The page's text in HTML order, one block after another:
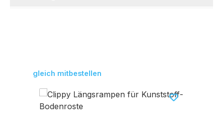
Produktgalerie überspringen
gleich mitbestellen